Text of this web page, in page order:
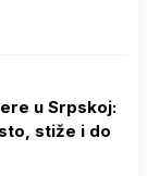
u Srpskoj:
stiže i do